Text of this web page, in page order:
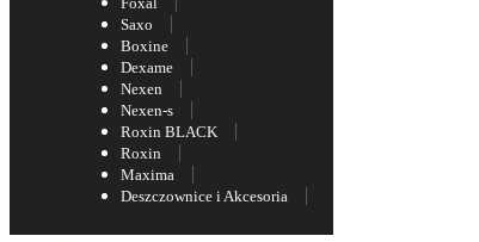
Saxo
Boxine
Dexame
Nexen
Nexen-s
Roxin BLACK
Roxin
Maxima
Deszczownice i Akcesoria